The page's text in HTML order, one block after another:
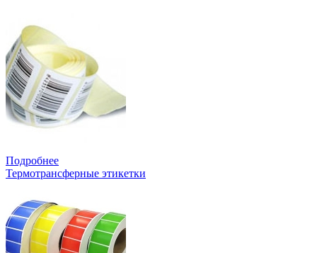
Подробнее
Термотрансферные этикетки